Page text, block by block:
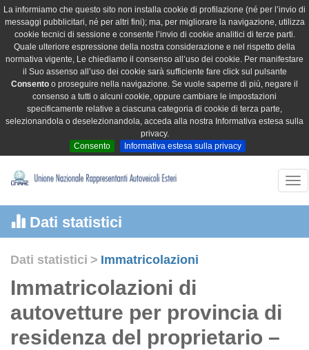
La informiamo che questo sito non installa cookie di profilazione (né per l’invio di
messaggi pubblicitari, né per altri fini); ma, per migliorare la navigazione, utilizza
cookie tecnici di sessione e consente l’invio di cookie analitici di terze parti.
Quale ulteriore espressione della nostra considerazione e nel rispetto della
normativa vigente, Le chiediamo il consenso all’uso dei cookie. Per manifestare
il Suo assenso all’uso dei cookie sarà sufficiente fare click sul pulsante
Consento o proseguire nella navigazione. Se vuole saperne di più, negare il
consenso a tutti o alcuni cookie, oppure cambiare le impostazioni
specificamente relative a ciascuna categoria di cookie di terza parte,
selezionandola o deselezionandola, acceda alla nostra Informativa estesa sulla
privacy.
Consento
Informativa estesa sulla privacy
Dati statistici
Dati statistici > Immatricolazioni
Immatricolazioni di
autovetture per provincia di
residenza del proprietario –